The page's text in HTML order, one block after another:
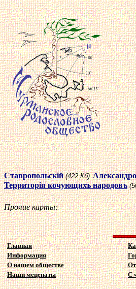
Ставропольскiй (422 Кб)
Территорiя кочующихъ народовъ
Прочие карты:
Главная
Информация
О нашем обществе
Наши меценаты
С